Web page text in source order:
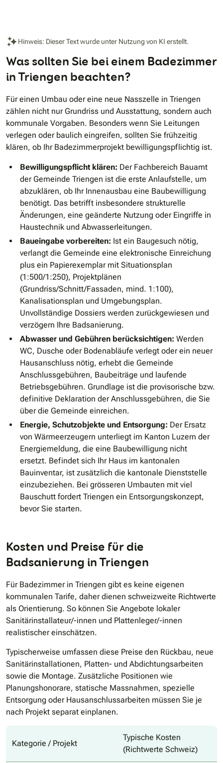
Hinweis: Dieser Text wurde unter Nutzung von KI erstellt.
Was sollten Sie bei einem Badezimmer
in Triengen beachten?
Für einen Umbau oder eine neue Nasszelle in Triengen
zählen nicht nur Grundriss und Ausstattung, sondern auch
kommunale Vorgaben. Besonders wenn Sie Leitungen
verlegen oder baulich eingreifen, sollten Sie frühzeitig
klären, ob Ihr Badezimmerprojekt bewilligungspflichtig ist.
Bewilligungspflicht klären: Der Fachbereich Bauamt
der Gemeinde Triengen ist die erste Anlaufstelle, um
abzuklären, ob Ihr Innenausbau eine Baubewilligung
benötigt. Das betrifft insbesondere strukturelle
Änderungen, eine geänderte Nutzung oder Eingriffe in
Haustechnik und Abwasserleitungen.
Baueingabe vorbereiten: Ist ein Baugesuch nötig,
verlangt die Gemeinde eine elektronische Einreichung
plus ein Papierexemplar mit Situationsplan
(1:500/1:250), Projektplänen
(Grundriss/Schnitt/Fassaden, mind. 1:100),
Kanalisationsplan und Umgebungsplan.
Unvollständige Dossiers werden zurückgewiesen und
verzögern Ihre Badsanierung.
Abwasser und Gebühren berücksichtigen: Werden
WC, Dusche oder Bodenabläufe verlegt oder ein neuer
Hausanschluss nötig, erhebt die Gemeinde
Anschlussgebühren, Baubeiträge und laufende
Betriebsgebühren. Grundlage ist die provisorische bzw.
definitive Deklaration der Anschlussgebühren, die Sie
über die Gemeinde einreichen.
Energie, Schutzobjekte und Entsorgung: Der Ersatz
von Wärmeerzeugern unterliegt im Kanton Luzern der
Energiemeldung, die eine Baubewilligung nicht
ersetzt. Befindet sich Ihr Haus im kantonalen
Bauinventar, ist zusätzlich die kantonale Dienststelle
einzubeziehen. Bei grösseren Umbauten mit viel
Bauschutt fordert Triengen ein Entsorgungskonzept,
bevor Sie starten.
Kosten und Preise für die
Badsanierung in Triengen
Für Badezimmer in Triengen gibt es keine eigenen
kommunalen Tarife, daher dienen schweizweite Richtwerte
als Orientierung. So können Sie Angebote lokaler
Sanitärinstallateur/-innen und Plattenleger/-innen
realistischer einschätzen.
Typischerweise umfassen diese Preise den Rückbau, neue
Sanitärinstallationen, Platten- und Abdichtungsarbeiten
sowie die Montage. Zusätzliche Positionen wie
Planungshonorare, statische Massnahmen, spezielle
Entsorgung oder Hausanschlussarbeiten müssen Sie je
nach Projekt separat einplanen.
Kategorie / Projekt
Typische Kosten
(Richtwerte Schweiz)